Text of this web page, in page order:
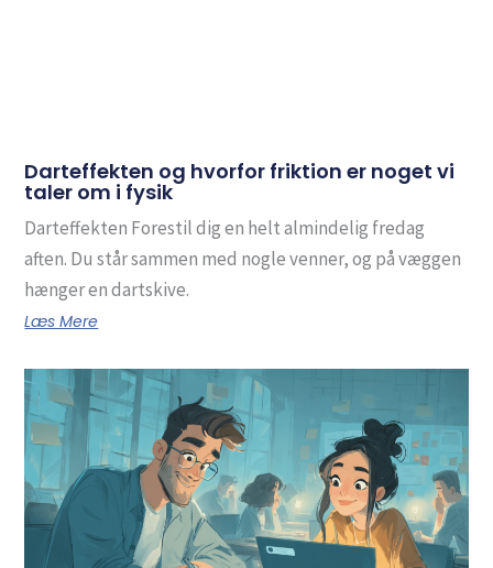
Darteffekten og hvorfor friktion er noget vi
taler om i fysik
Darteffekten Forestil dig en helt almindelig fredag
aften. Du står sammen med nogle venner, og på væggen
hænger en dartskive.
Læs Mere